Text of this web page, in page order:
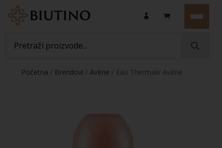
Početna / Brendovi /Avène / Eau Thermale Avène